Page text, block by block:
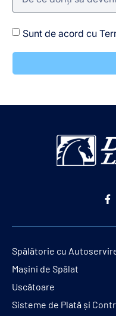
Sunt de acord cu
Spălătorie cu
Mașini de Spălat
Uscătoare
Sisteme de Plată și